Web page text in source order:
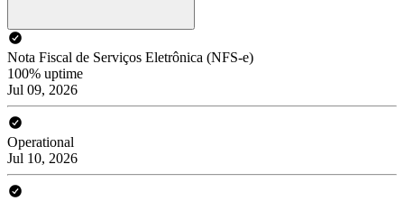
Nota Fiscal de Serviços Eletrônica (NFS-e)
100% uptime
Jul 09, 2026
Operational
Jul 10, 2026